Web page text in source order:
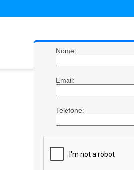
Nome:
Email:
Telefone: